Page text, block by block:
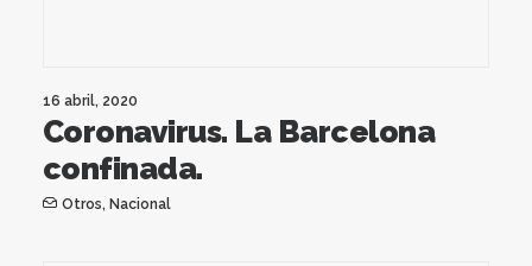
16 abril, 2020
Coronavirus. La Barcelona
confinada.
Otros, Nacional